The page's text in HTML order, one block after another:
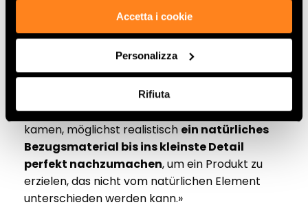
Accetta i cookie
Personalizza
Rifiuta
schaffen, das es bisher nicht gab
Ausgangspunkt ist die Natur, die durch die
Färbung verwandelt wird, wodurch etwas
neues quasi „geschmiedet“ wird – und
andererseits der Fähigkeit, dank der
modernen Keramikbearbeitungstechnologien,
die alle möglichst gekonnt zur Anwendung
kamen, möglichst realistisch ein natürliches
Bezugsmaterial bis ins kleinste Detail
perfekt nachzumachen, um ein Produkt zu
erzielen, das nicht vom natürlichen Element
unterschieden werden kann.»